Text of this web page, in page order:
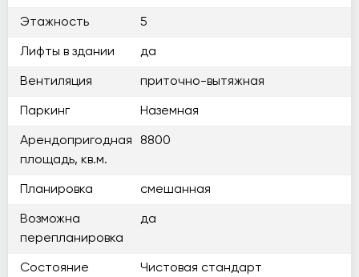
Этажность 5
Лифты в здании да
Вентиляция приточно-вытяжная
Паркинг Наземная
Арендопригодная
площадь, кв.м.
8800
Планировка смешанная
Возможна
перепланировка
да
Состояние
Чистовая стандарт